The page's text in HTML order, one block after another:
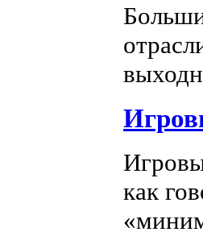
как